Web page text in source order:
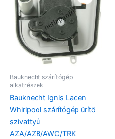
Bauknecht szárítógép
alkatrészek
Bauknecht Ignis Laden
Whirlpool szárítógép ürítő
szivattyú
AZA/AZB/AWC/TRK